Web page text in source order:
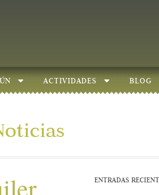
ACTIVIDADES BLOG
ENTRADAS